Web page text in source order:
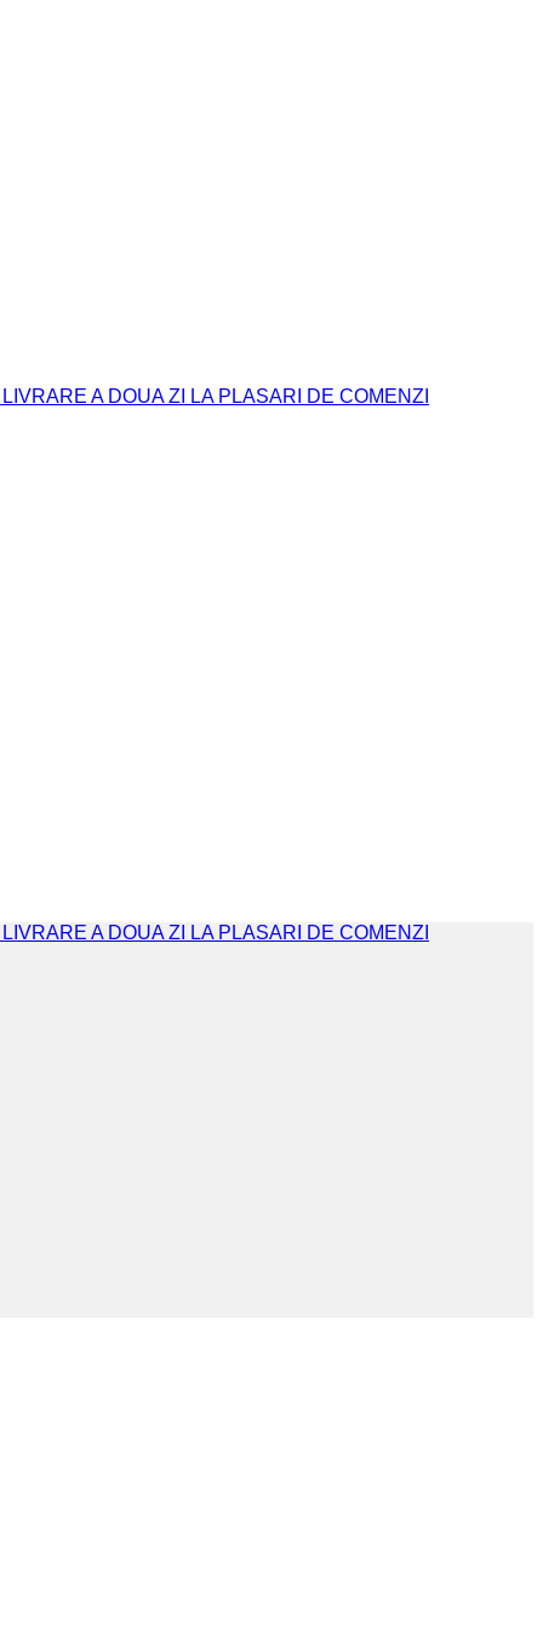
A DOUA ZI LA PLASARI DE COMENZI
A DOUA ZI LA PLASARI DE COMENZI